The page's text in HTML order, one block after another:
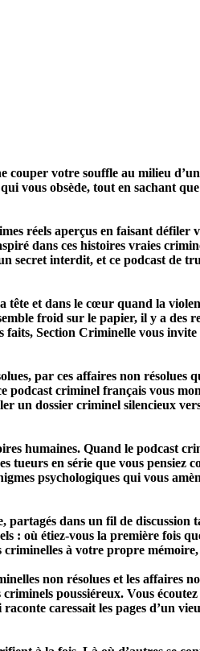
votre souffle au milieu
vous obsède, tout en sachant
réels aperçus en faisant
dans ces histoires vraies
interdit, et ce podcast de
tête et dans le cœur quand la
froid sur le papier, il y a des
Section Criminelle vous
par ces affaires non résolues
podcast criminel français vous
dossier criminel silencieux
humaines. Quand le podcast
en série que vous pensiez
psychologiques qui vous
dans un fil de
où étiez-vous la première fois
à votre propre
non résolues et les affaires
poussiéreux. Vous
caressait les pages d’un